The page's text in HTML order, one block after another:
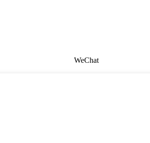
WeChat